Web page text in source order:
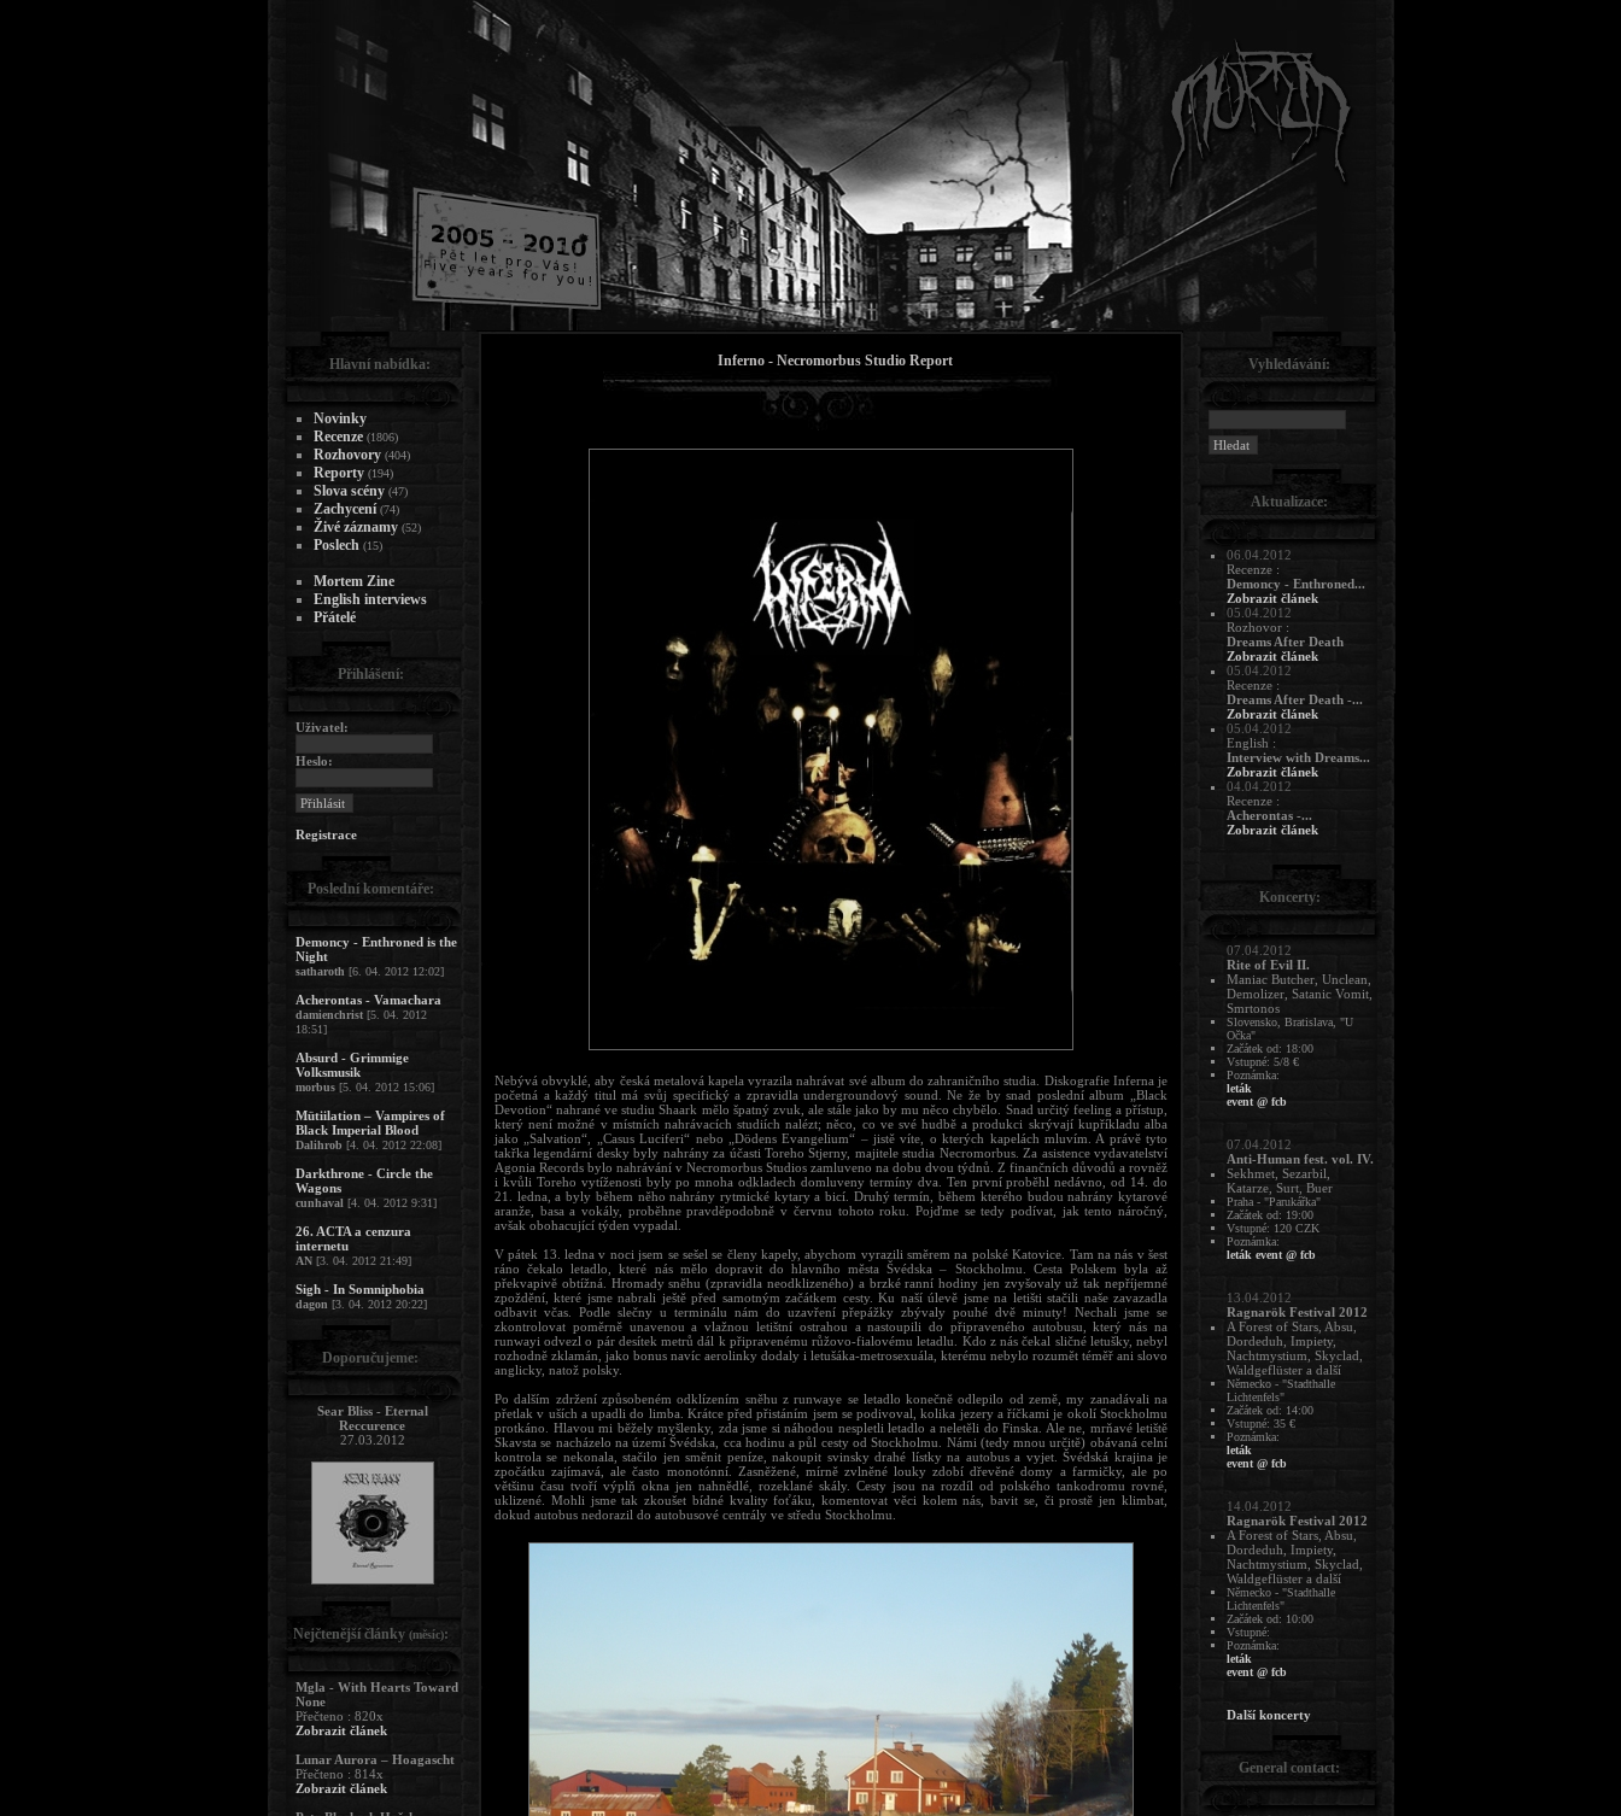
Inferno - Necromorbus Studio Report
Nebývá obvyklé, aby česká metalová kapela vyrazila nahrávat své album do zahraničního studia. Diskografie Inferna je
početná a každý titul má svůj specifický a zpravidla undergroundový sound. Ne že by snad poslední album „Black
Devotion“ nahrané ve studiu Shaark mělo špatný zvuk, ale stále jako by mu něco chybělo. Snad určitý feeling a přístup,
který není možné v místních nahrávacích studiích nalézt; něco, co ve své hudbě a produkci skrývají kupříkladu alba
jako „Salvation“, „Casus Luciferi“ nebo „Dödens Evangelium“ – jistě víte, o kterých kapelách mluvím. A právě tyto
takřka legendární desky byly nahrány za účasti Toreho Stjerny, majitele studia Necromorbus. Za asistence vydavatelství
Agonia Records bylo nahrávání v Necromorbus Studios zamluveno na dobu dvou týdnů. Z finančních důvodů a rovněž
i kvůli Toreho vytíženosti byly po mnoha odkladech domluveny termíny dva. Ten první proběhl nedávno, od 14. do
21. ledna, a byly během něho nahrány rytmické kytary a bicí. Druhý termín, během kterého budou nahrány kytarové
aranže, basa a vokály, proběhne pravděpodobně v červnu tohoto roku. Pojďme se tedy podívat, jak tento náročný,
avšak obohacující týden vypadal.
V pátek 13. ledna v noci jsem se sešel se členy kapely, abychom vyrazili směrem na polské Katovice. Tam na nás v šest
ráno čekalo letadlo, které nás mělo dopravit do hlavního města Švédska – Stockholmu. Cesta Polskem byla až
překvapivě obtížná. Hromady sněhu (zpravidla neodklizeného) a brzké ranní hodiny jen zvyšovaly už tak nepříjemné
zpoždění, které jsme nabrali ještě před samotným začátkem cesty. Ku naší úlevě jsme na letišti stačili naše zavazadla
odbavit včas. Podle slečny u terminálu nám do uzavření přepážky zbývaly pouhé dvě minuty! Nechali jsme se
zkontrolovat poměrně unavenou a vlažnou letištní ostrahou a nastoupili do připraveného autobusu, který nás na
runwayi odvezl o pár desítek metrů dál k připravenému růžovo-fialovému letadlu. Kdo z nás čekal sličné letušky, nebyl
rozhodně zklamán, jako bonus navíc aerolinky dodaly i letušáka-metrosexuála, kterému nebylo rozumět téměř ani slovo
anglicky, natož polsky.
Po dalším zdržení způsobeném odklízením sněhu z runwaye se letadlo konečně odlepilo od země, my zanadávali na
přetlak v uších a upadli do limba. Krátce před přistáním jsem se podivoval, kolika jezery a říčkami je okolí Stockholmu
protkáno. Hlavou mi běžely myšlenky, zda jsme si náhodou nespletli letadlo a neletěli do Finska. Ale ne, mrňavé letiště
Skavsta se nacházelo na území Švédska, cca hodinu a půl cesty od Stockholmu. Námi (tedy mnou určitě) obávaná celní
kontrola se nekonala, stačilo jen směnit peníze, nakoupit svinsky drahé lístky na autobus a vyjet. Švédská krajina je
zpočátku zajímavá, ale často monotónní. Zasněžené, mírně zvlněné louky zdobí dřevěné domy a farmičky, ale po
většinu času tvoří výplň okna jen nahnědlé, rozeklané skály. Cesty jsou na rozdíl od polského tankodromu rovné,
uklizené. Mohli jsme tak zkoušet bídné kvality foťáku, komentovat věci kolem nás, bavit se, či prostě jen klimbat,
dokud autobus nedorazil do autobusové centrály ve středu Stockholmu.
Hlavní nabídka:
Novinky
Recenze (1806)
Rozhovory (404)
Reporty (194)
Slova scény (47)
Zachycení (74)
Živé záznamy (52)
Poslech (15)
Mortem Zine
English interviews
Přátelé
Přihlášení:
Uživatel:
Heslo:
Registrace
Poslední komentáře:
Demoncy - Enthroned is the
Night
satharoth [6. 04. 2012 12:02]
Acherontas - Vamachara
damienchrist [5. 04. 2012
18:51]
Absurd - Grimmige
Volksmusik
morbus [5. 04. 2012 15:06]
Mütiilation – Vampires of
Black Imperial Blood
Dalihrob [4. 04. 2012 22:08]
Darkthrone - Circle the
Wagons
cunhaval [4. 04. 2012 9:31]
26. ACTA a cenzura
internetu
AN [3. 04. 2012 21:49]
Sigh - In Somniphobia
dagon [3. 04. 2012 20:22]
Doporučujeme:
Sear Bliss - Eternal
Reccurence
27.03.2012
Nejčtenější články (měsíc):
Mgla - With Hearts Toward
None
Přečteno : 820x
Zobrazit článek
Lunar Aurora – Hoagascht
Přečteno : 814x
Zobrazit článek
Vyhledávání:
Aktualizace:
06.04.2012
Recenze :
Demoncy - Enthroned...
Zobrazit článek
05.04.2012
Rozhovor :
Dreams After Death
Zobrazit článek
05.04.2012
Recenze :
Dreams After Death -...
Zobrazit článek
05.04.2012
English :
Interview with Dreams...
Zobrazit článek
04.04.2012
Recenze :
Acherontas -...
Zobrazit článek
Koncerty:
07.04.2012
Rite of Evil II.
Maniac Butcher, Unclean,
Demolizer, Satanic Vomit,
Smrtonos
Slovensko, Bratislava, "U
Očka"
Začátek od: 18:00
Vstupné: 5/8 €
Poznámka:
leták
event @ fcb
07.04.2012
Anti-Human fest. vol. IV.
Sekhmet, Sezarbil,
Katarze, Surt, Buer
Praha - "Parukářka"
Začátek od: 19:00
Vstupné: 120 CZK
Poznámka:
leták event @ fcb
13.04.2012
Ragnarök Festival 2012
A Forest of Stars, Absu,
Dordeduh, Impiety,
Nachtmystium, Skyclad,
Waldgeflüster a další
Německo - "Stadthalle
Lichtenfels"
Začátek od: 14:00
Vstupné: 35 €
Poznámka:
leták
event @ fcb
14.04.2012
Ragnarök Festival 2012
A Forest of Stars, Absu,
Dordeduh, Impiety,
Nachtmystium, Skyclad,
Waldgeflüster a další
Německo - "Stadthalle
Lichtenfels"
Začátek od: 10:00
Vstupné:
Poznámka:
leták
event @ fcb
Další koncerty
General contact: